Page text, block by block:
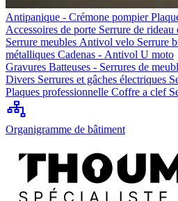
Antipanique - Crémone pompier
Accessoires de porte Serrure de
Serrure meubles Antivol velo Serrure
métalliques Cadenas - Antivol U moto
Gravures Batteuses - Serrures de
Divers Serrures et gâches électriques
Plaques professionnelle Coffre a clef
Organigramme de bâtiment